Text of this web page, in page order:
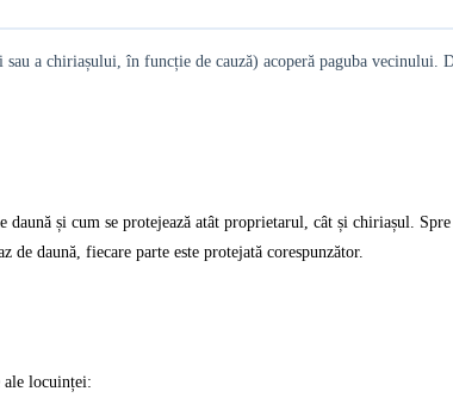
a chiriașului, în funcție de cauză) acoperă paguba
și cum se protejează atât proprietarul, cât și chiriașul.
daună, fiecare parte este protejată corespunzător.
ale locuinței: